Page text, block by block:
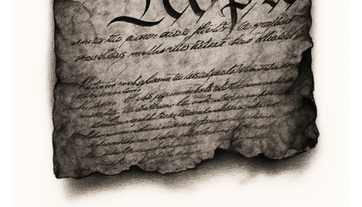
sie die Botschaft der Einheit mit Stolz tragen können.